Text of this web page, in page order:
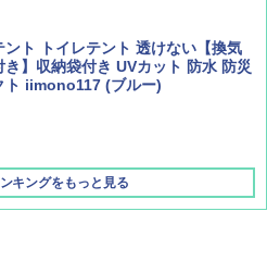
ーズコレクション 山善] 傘みたいに
け パッとサッとテント キューブワ
ス ブラックコーティング フルクロ
200B エクルベージュ
ント トイレテント 透けない【換気
き】収納袋付き UVカット 防水 防災
ト iimono117 (ブルー)
キングをもっと見る